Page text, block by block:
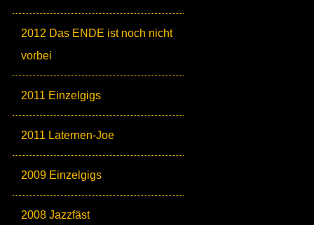
2012 Das ENDE ist noch nicht
vorbei
2011 Einzelgigs
2011 Laternen-Joe
2009 Einzelgigs
2008 Jazzfäst